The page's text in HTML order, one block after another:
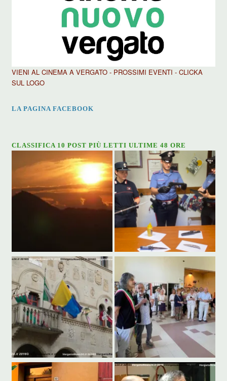
VIENI AL CINEMA A VERGATO - PROSSIMI EVENTI - CLICKA
SUL LOGO
LA PAGINA FACEBOOK
CLASSIFICA 10 POST PIÙ LETTI ULTIME 48 ORE